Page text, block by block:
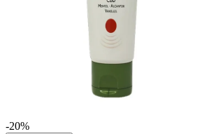
-20%